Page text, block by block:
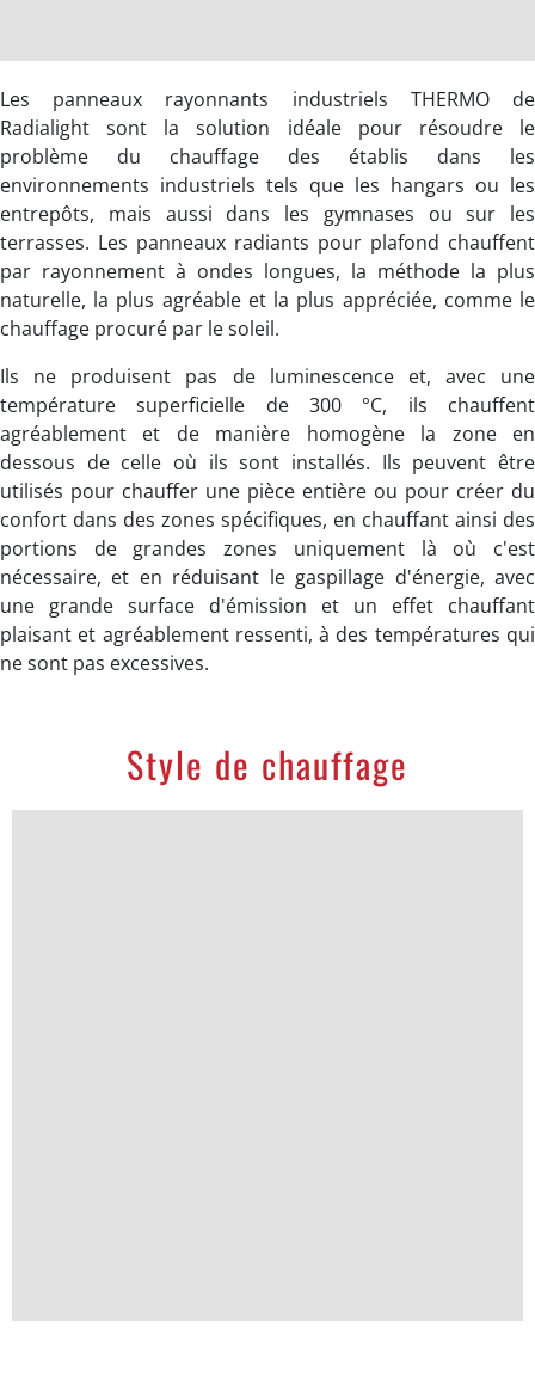
Les panneaux rayonnants industriels THERMO de
Radialight sont la solution idéale pour résoudre le
problème du chauffage des établis dans les
environnements industriels tels que les hangars ou les
entrepôts, mais aussi dans les gymnases ou sur les
terrasses. Les panneaux radiants pour plafond chauffent
par rayonnement à ondes longues, la méthode la plus
naturelle, la plus agréable et la plus appréciée, comme le
chauffage procuré par le soleil.
Ils ne produisent pas de luminescence et, avec une
température superficielle de 300 °C, ils chauffent
agréablement et de manière homogène la zone en
dessous de celle où ils sont installés. Ils peuvent être
utilisés pour chauffer une pièce entière ou pour créer du
confort dans des zones spécifiques, en chauffant ainsi des
portions de grandes zones uniquement là où c'est
nécessaire, et en réduisant le gaspillage d'énergie, avec
une grande surface d'émission et un effet chauffant
plaisant et agréablement ressenti, à des températures qui
ne sont pas excessives.
Style de chauffage